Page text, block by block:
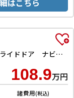
はこちら
ハイブリッドG ETC バックカメラ 両側スライドドア ナビ TV クリアランスソナー レーンアシスト 衝突被害軽減システム オートライト スマートキー アイドリングストップ 電動格納ミラー ベンチシート CVT
108.9万円
諸費用(税込)